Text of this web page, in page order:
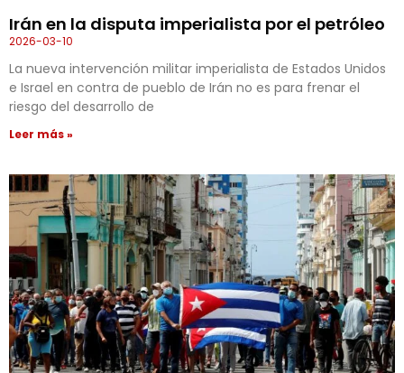
Irán en la disputa imperialista por el petróleo
2026-03-10
La nueva intervención militar imperialista de Estados Unidos
e Israel en contra de pueblo de Irán no es para frenar el
riesgo del desarrollo de
Leer más »